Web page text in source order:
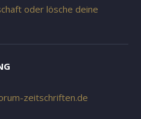
oder lösche deine
zeitschriften.de